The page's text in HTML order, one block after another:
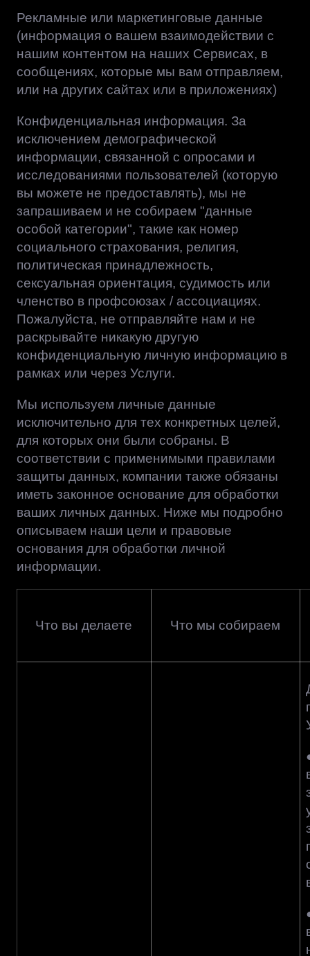
Рекламные или маркетинговые данные
(информация о вашем взаимодействии с
нашим контентом на наших Сервисах, в
сообщениях, которые мы вам отправляем,
или на других сайтах или в приложениях)
Конфиденциальная информация. За
исключением демографической
информации, связанной с опросами и
исследованиями пользователей (которую
вы можете не предоставлять), мы не
запрашиваем и не собираем "данные
особой категории", такие как номер
социального страхования, религия,
политическая принадлежность,
сексуальная ориентация, судимость или
членство в профсоюзах / ассоциациях.
Пожалуйста, не отправляйте нам и не
раскрывайте никакую другую
конфиденциальную личную информацию в
рамках или через Услуги.
Мы используем личные данные
исключительно для тех конкретных целей,
для которых они были собраны. В
соответствии с применимыми правилами
защиты данных, компании также обязаны
иметь законное основание для обработки
ваших личных данных. Ниже мы подробно
описываем наши цели и правовые
основания для обработки личной
информации.
Что вы делаете Что мы собираем